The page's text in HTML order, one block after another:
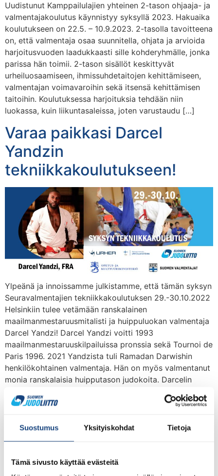
Suostumus Yksityiskohdat Tietoja
Tämä sivusto käyttää evästeitä
Uudistunut Kamppailulajien yhteinen 2-tason ohjaaja- ja
valmentajakoulutus käynnistyy syksyllä 2023. Hakuaika
koulutukseen on 22.5. – 10.9.2023. 2-tasolla tavoitteena
on, että valmentaja osaa suunnitella, ohjata ja arvioida
harjoitusvuoden laadukkaasti sille kohderyhmälle, jonka
parissa hän toimii. 2-tason sisällöt keskittyvät
urheiluosaamiseen, ihmissuhdetaitojen kehittämiseen,
valmentajan voimavaroihin sekä itsensä kehittämisen
taitoihin. Koulutuksessa harjoituksia tehdään niin
luokassa, kuin liikuntasaleissa, joten varustaudu […]
Varaa paikkasi Darcel
Yandzin
tekniikkakoulutukseen!
Ylpeänä ja innoissamme julkistamme, että tämän syksyn
Seuravalmentajien tekniikkakoulutuksen 29.-30.10.2022
Helsinkiin tulee vetämään ranskalainen
maailmanmestaruusmitalisti ja huippuluokan valmentaja
Darcel Yandzi! Darcel Yandzi voitti 1993
maailmanmestaruuskilpailuissa pronssia sekä Tournoi de
Paris 1996. 2021 Yandzista tuli Ramadan Darwishin
henkilökohtainen valmentaja. Hän on myös valmentanut
monia ranskalaisia huipputason judokoita. Darcelin
tilillään ”darcelito”, jossa hän julkaisee […]
Eetu Laamanen näytti mallia
kokonaisuuden
rakentamisesta – lue